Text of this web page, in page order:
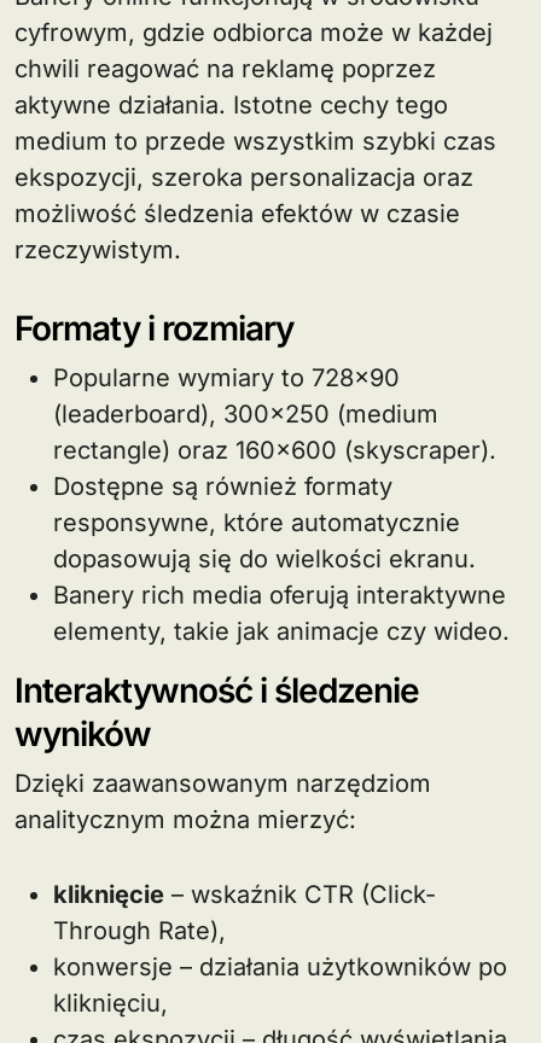
cyfrowym, gdzie odbiorca może w każdej
chwili reagować na reklamę poprzez
aktywne działania. Istotne cechy tego
medium to przede wszystkim szybki czas
ekspozycji, szeroka personalizacja oraz
możliwość śledzenia efektów w czasie
rzeczywistym.
Formaty i rozmiary
Popularne wymiary to 728×90
(leaderboard), 300×250 (medium
rectangle) oraz 160×600 (skyscraper).
Dostępne są również formaty
responsywne, które automatycznie
dopasowują się do wielkości ekranu.
Banery rich media oferują interaktywne
elementy, takie jak animacje czy wideo.
Interaktywność i śledzenie
wyników
Dzięki zaawansowanym narzędziom
analitycznym można mierzyć:
kliknięcie – wskaźnik CTR (Click-
Through Rate),
konwersje – działania użytkowników po
kliknięciu,